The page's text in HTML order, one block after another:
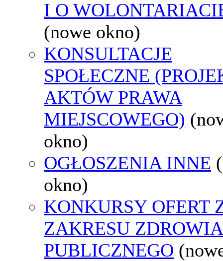
I O
(nowe okno)
KONSULTACJE
SPOŁECZNE
AKTÓW PRAWA
MIEJSCOWEGO)
okno)
OGŁOSZENIA INNE
okno)
KONKURSY OFERT
ZAKRESU ZDROWIA
PUBLICZNEGO